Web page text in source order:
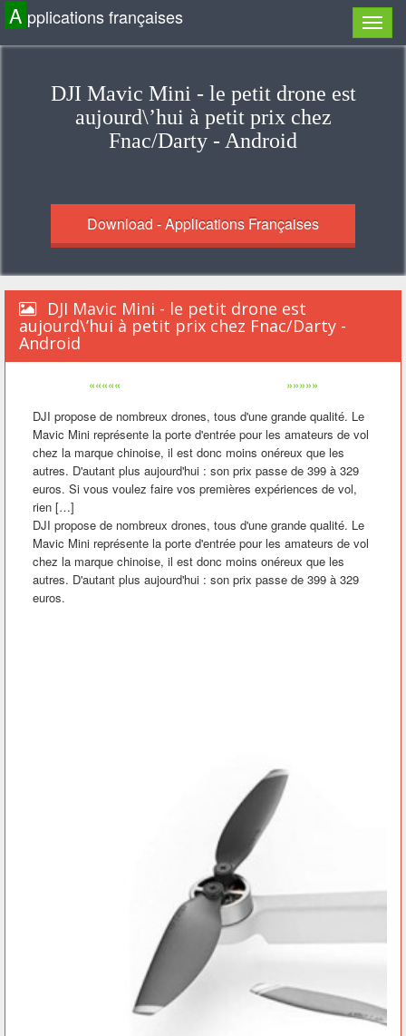
A pplications françaises
DJI Mavic Mini - le petit drone est
aujourd\’hui à petit prix chez
Fnac/Darty - Android
Download - Applications Françaises
DJI Mavic Mini - le petit drone est
aujourd\’hui à petit prix chez Fnac/Darty -
Android
«««««
»»»»»
DJI propose de nombreux drones, tous d'une grande qualité. Le
Mavic Mini représente la porte d'entrée pour les amateurs de vol
chez la marque chinoise, il est donc moins onéreux que les
autres. D'autant plus aujourd'hui : son prix passe de 399 à 329
euros. Si vous voulez faire vos premières expériences de vol,
rien […]
DJI propose de nombreux drones, tous d'une grande qualité. Le
Mavic Mini représente la porte d'entrée pour les amateurs de vol
chez la marque chinoise, il est donc moins onéreux que les
autres. D'autant plus aujourd'hui : son prix passe de 399 à 329
euros.